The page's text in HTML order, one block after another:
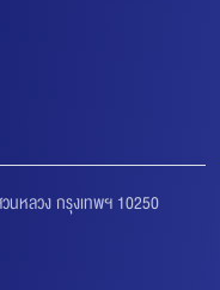
นหลวง กรุงเทพฯ 10250